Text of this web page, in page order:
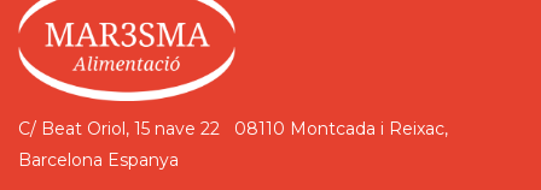
C/ Beat Oriol, 15 nave 22
08110 Montcada i Reixac,
Barcelona Espanya